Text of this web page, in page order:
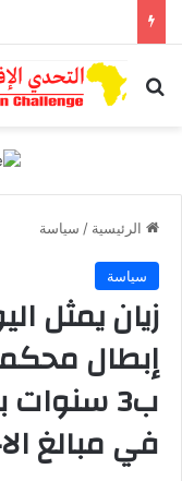
بحث عن
الرئيسية / سياسة
سياسة
زيان يمثل
إبطال
ب3
في مبالغ